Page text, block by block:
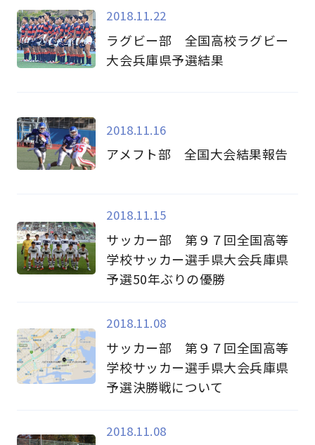
2018.11.22
ラグビー部 全国高校ラグビー
大会兵庫県予選結果
2018.11.16
アメフト部 全国大会結果報告
2018.11.15
サッカー部 第９７回全国高等
学校サッカー選手県大会兵庫県
予選50年ぶりの優勝
2018.11.08
サッカー部 第９７回全国高等
学校サッカー選手県大会兵庫県
予選決勝戦について
2018.11.08